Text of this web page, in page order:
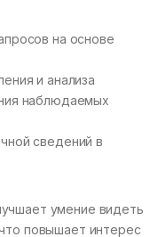
на основе
и анализа
наблюдаемых
сведений в
умение видеть
повышает интерес